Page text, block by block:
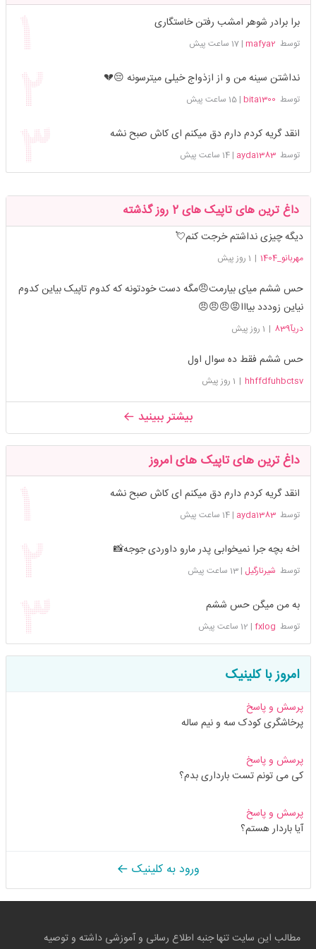
برا برادر شوهر امشب رفتن خاستگاری
توسط mafya2
|17 ساعت پیش
نداشتن سینه من و از ازذواج خیلی میترسونه 😔💔
توسط bita1300
|15 ساعت پیش
انقد گریه کردم دارم دق میکنم ای کاش صبح نشه
توسطayda1383
|14 ساعت پیش
داغ ترین های تاپیک های 2 روز گذشته
دیگه چیزی نداشتم خرجت کنم💘
مهربانو_1404 | 1 روز پیش
حس ششم میای بیارمت😠مگه دست خودتونه که کدوم تاپیک بیاین کدوم
نیاین زوددد بیااا😡😠😠😠
دریآ839 | 1 روز پیش
حس ششم فقط ده سوال اول
hhffdfuhbctsv
| 1 روز پیش
بیشتر ببینید
داغ ترین های تاپیک های امروز
انقد گریه کردم دارم دق میکنم ای کاش صبح نشه
توسطayda1383
|14 ساعت پیش
اخه بچه جرا نمیخوابی پدر مارو داوردی جوجه📸
توسط شیرنارگیل |13 ساعت پیش
به من میگن حس ششم
توسط fxlog
| 12 ساعت پیش
امروز با کلینیک
پرسش و پاسخ
پرخاشگری کودک سه و نیم ساله
پرسش و پاسخ
کی می تونم تست بارداری بدم؟
پرسش و پاسخ
آیا باردار هستم؟
ورود به کلینیک
مطالب این سایت تنها جنبه اطلاع رسانی و آموزشی داشته و توصیه